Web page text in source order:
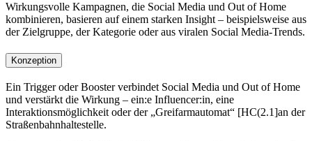
Wirkungsvolle Kampagnen, die Social Media und Out of Home
kombinieren, basieren auf einem starken Insight – beispielsweise aus
der Zielgruppe, der Kategorie oder aus viralen Social Media-Trends.
Konzeption
Ein Trigger oder Booster verbindet Social Media und Out of Home
und verstärkt die Wirkung – ein:e Influencer:in, eine
Interaktionsmöglichkeit oder der „Greifarmautomat“ [HC(2.1]an der
Straßenbahnhaltestelle.